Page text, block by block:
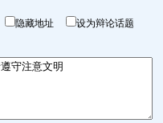
隐藏地址 设为辩论话题